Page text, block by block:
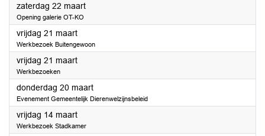
zaterdag 22 maart2025
Opening galerie OT-KO
vrijdag 21 maart2025
Werkbezoek Buitengewoon
vrijdag 21 maart2025
Werkbezoeken
donderdag 20 maart2025
Evenement Gemeentelijk Dierenwelzijnsbeleid
vrijdag 14 maart2025
Werkbezoek Stadkamer